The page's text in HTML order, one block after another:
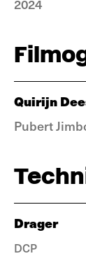
2024
Quirijn
Pubert
Drager
DCP